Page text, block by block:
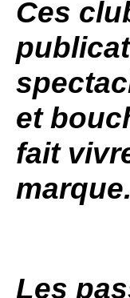
Ces
et
fait
marque.
Les